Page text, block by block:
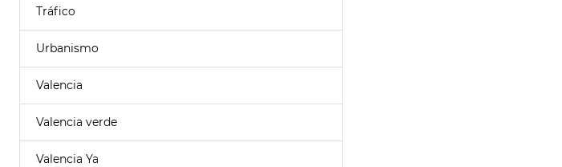
Tráfico
Urbanismo
Valencia
Valencia verde
Valencia Ya